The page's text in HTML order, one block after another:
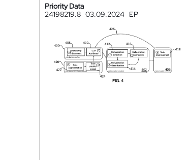
Priority Data
24198219.8 03.09.2024 EP